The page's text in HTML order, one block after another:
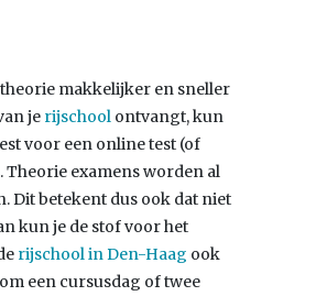
makkelijker en sneller
je rijschool ontvangt, kun
voor een online test (of
examens worden al
Dit betekent dus ook dat niet
kun je de stof voor het
rijschool in Den-Haag ook
een cursusdag of twee